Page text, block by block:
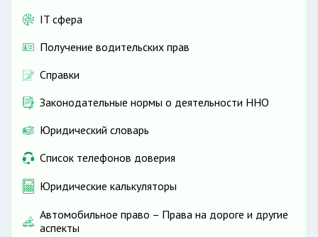
IT сфера
Получение водительских прав
Справки
Законодательные нормы о деятельности ННО
Юридический словарь
Список телефонов доверия
Юридические калькуляторы
Автомобильное право – Права на дороге и другие
аспекты